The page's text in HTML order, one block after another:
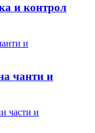
и контрол
чанти и